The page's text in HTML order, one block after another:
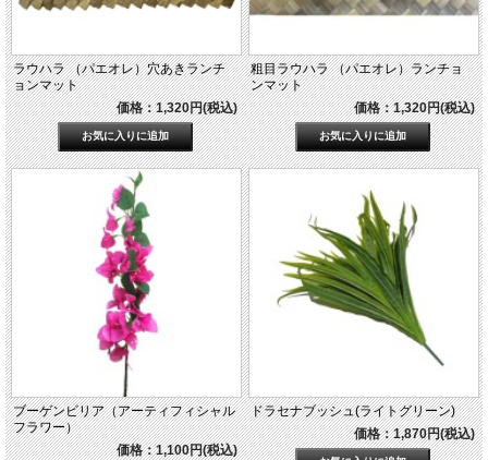
ラウハラ （パエオレ）穴あきランチ
ョンマット
価格：1,320円(税込)
粗目ラウハラ （パエオレ）ランチョ
ンマット
価格：1,320円(税込)
ブーゲンビリア（アーティフィシャル
フラワー）
価格：1,100円(税込)
ドラセナブッシュ(ライトグリーン)
価格：1,870円(税込)